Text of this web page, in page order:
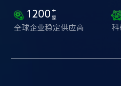
1200 +
家
全球企业稳定供应商 科